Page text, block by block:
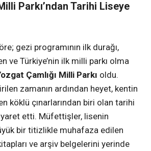
Parkı’ndan Tarihi Liseye
gezi programının ilk durağı,
ve Türkiye’nin ilk milli parkı olma
Çamlığı Milli Parkı oldu.
zamanın ardından heyet, kentin
köklü çınarlarından biri olan tarihi
etti. Müfettişler, lisenin
bir titizlikle muhafaza edilen
ve arşiv belgelerini yerinde